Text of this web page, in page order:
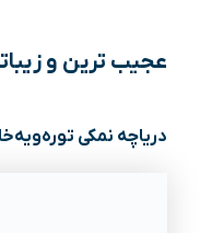
عجیب‌ ترین و
دریاچه نمکی